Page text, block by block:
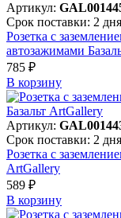
Артикул:
Срок поставки: 2 дня
Розетка с
автозажимами
785 ₽
В корзинy
Артикул:
Срок поставки: 2 дня
Розетка с
ArtGallery
589 ₽
В корзинy